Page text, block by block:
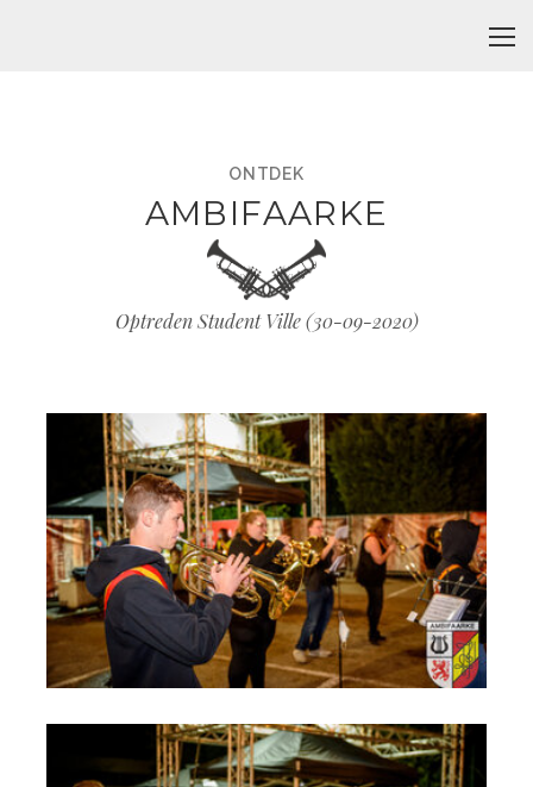
ONTDEK
AMBIFAARKE
Optreden Student Ville (30-09-2020)